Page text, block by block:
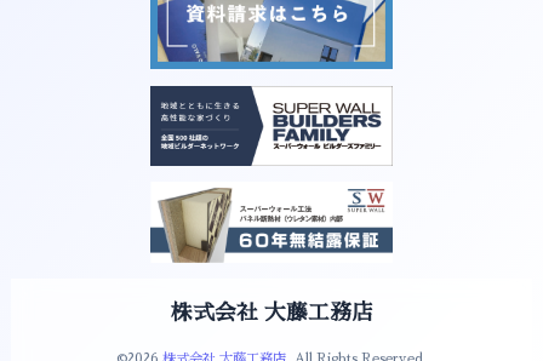
株式会社 大藤工務店
©2026 株式会社 大藤工務店. All Rights Reserved.